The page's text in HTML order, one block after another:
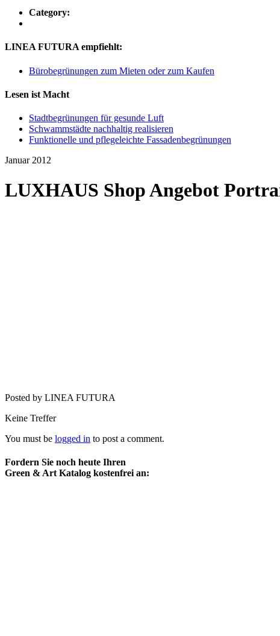
Category:
LINEA FUTURA empfiehlt:
Bürobegrünungen zum Mieten oder zum Kaufen
Lesen ist Macht
Stadtbegrünungen für gesunde Luft
Schwammstädte nachhaltig realisieren
Funktionelle und pflegeleichte Fassadenbegrünungen
Januar 2012
LUXHAUS Shop Angebot
Posted by LINEA FUTURA
Keine Treffer
You must be logged in to post a comment.
Fordern Sie noch heute Ihren
Green & Art Katalog kostenfrei an: